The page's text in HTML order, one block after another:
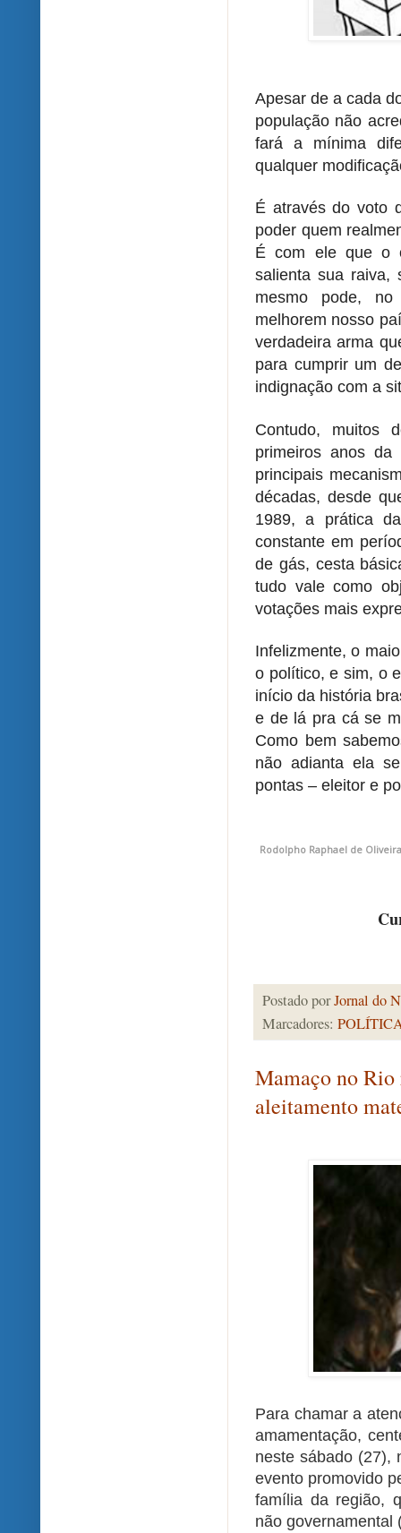
Apesar de a cada
população não
fará a mínima
qualquer
É através do voto
poder quem
É com ele que o
salienta sua raiva,
mesmo pode,
melhorem nosso
verdadeira arma
para cumprir um
indignação com a
Contudo, muitos
primeiros anos
principais
décadas, desde
1989, a prática
constante em
de gás, cesta
tudo vale como
votações mais
Infelizmente, o
o político, e sim, o
início da história
e de lá pra cá se
Como bem
não adianta ela
pontas – eleitor e
Rodolpho Raphael de
Postado porJornal do
Marcadores:
Mamaço no Rio
aleitamento
Para chamar a
amamentação,
neste sábado (27),
evento promovido
família da região,
não governamental